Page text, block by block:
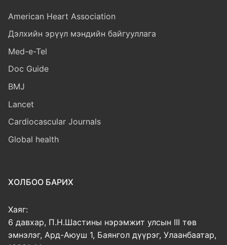
American Heart Association
Дэлхийн эрүүл мэндийн байгууллага
Med-e-Tel
Doc Guide
BMJ
Lancet
Cardiocascular Journals
Global health
ХОЛБОО БАРИХ
Хаяг:
6 давхар, П.Н.Шастины нэрэмжит улсын III төв
эмнэлэг, Ард-Аюуш 1, Баянгол дүүрэг, Улаанбаатар,